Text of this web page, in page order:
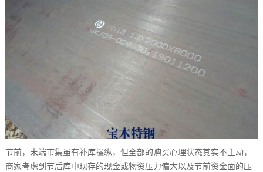
节前，末端市集虽有补库操纵，但全部的购买心理状态其实不主动，
商家考虑到节后库中现存的现金或物资压力偏大以及节前资金面的压